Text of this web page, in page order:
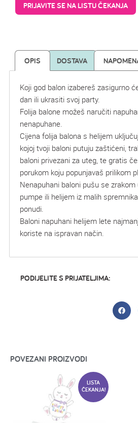
PRIJAVITE SE NA LISTU ČEKANJA
OPIS DOSTAVA
Koji god balon izabereš zasigurno
dan ili ukrasiti svoj party.
Folija balone možeš naručiti
nenapuhane.
Cijena folija balona s helijem
kojoj tvoji baloni putuju zaštićeni,
baloni privezani za uteg, te gratis
porukom koju popunjavaš prilikom
Nenapuhani baloni pušu se
pumpe ili helijem iz malih
ponudi.
Baloni napuhani helijem lete
koriste na ispravan način.
PODIJELITE S PRIJATELJIMA:
POVEZANI PROIZVODI
LISTA
ČEKANJA!